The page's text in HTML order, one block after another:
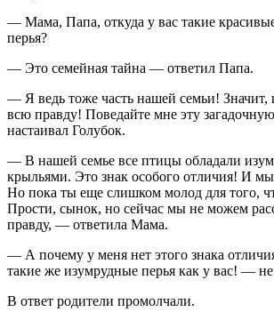
— Мама, Папа, откуда у вас такие
перья?
— Это семейная тайна — ответил Папа.
— Я ведь тоже часть нашей семьи! Значит,
всю правду! Поведайте мне эту
настаивал Голубок.
— В нашей семье все птицы обладали
крыльями. Это знак особого отличия! И
Но пока ты еще слишком молод для того,
Прости, сынок, но сейчас мы не можем
правду, — ответила Мама.
— А почему у меня нет этого знака
такие же изумрудные перья как у вас! — не
В ответ родители промолчали.